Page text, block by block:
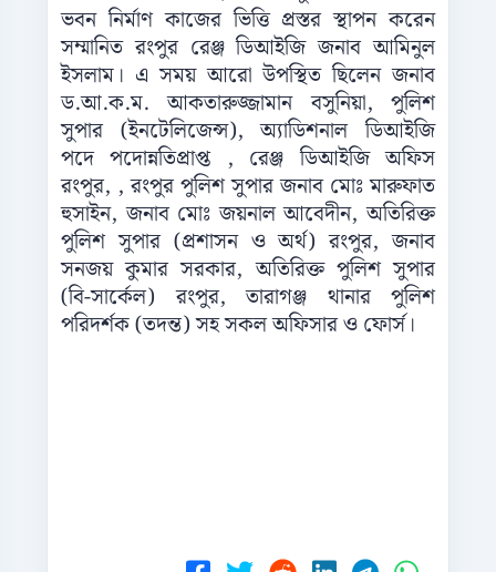
ভবন নির্মাণ কাজের ভিত্তি প্রস্তর স্থাপন করেন
সম্মানিত রংপুর রেঞ্জ ডিআইজি জনাব আমিনুল
ইসলাম। এ সময় আরো উপস্থিত ছিলেন জনাব
ড.আ.ক.ম. আকতারুজ্জামান বসুনিয়া, পুলিশ
সুপার (ইনটেলিজেন্স), অ্যাডিশনাল ডিআইজি
পদে পদোন্নতিপ্রাপ্ত , রেঞ্জ ডিআইজি অফিস
রংপুর, , রংপুর পুলিশ সুপার জনাব মোঃ মারুফাত
হুসাইন, জনাব মোঃ জয়নাল আবেদীন, অতিরিক্ত
পুলিশ সুপার (প্রশাসন ও অর্থ) রংপুর, জনাব
সনজয় কুমার সরকার, অতিরিক্ত পুলিশ সুপার
(বি-সার্কেল) রংপুর, তারাগঞ্জ থানার পুলিশ
পরিদর্শক (তদন্ত) সহ সকল অফিসার ও ফোর্স।